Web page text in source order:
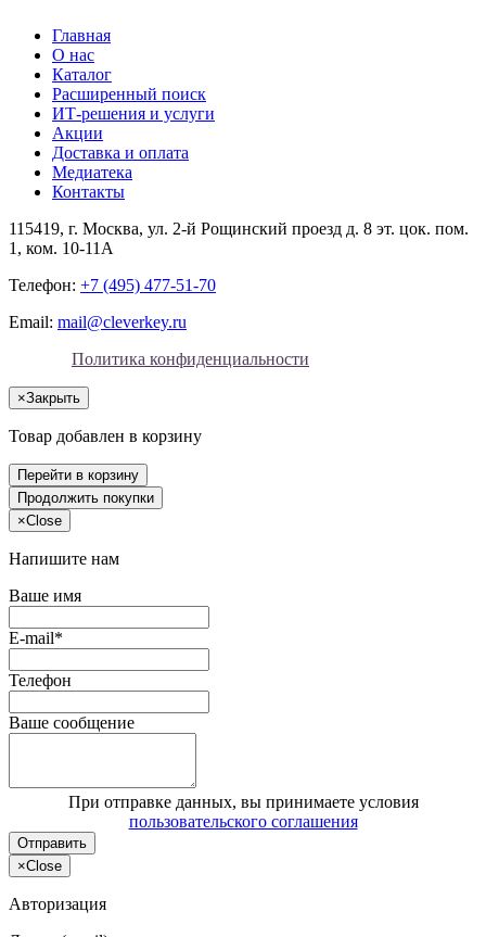
Главная
О нас
Каталог
Расширенный поиск
ИТ-решения и услуги
Акции
Доставка и оплата
Медиатека
Контакты
115419, г. Москва, ул. 2-й Рощинский проезд д. 8 эт. цок. пом.
1, ком. 10-11А
Телефон: +7 (495) 477-51-70
Email: mail@cleverkey.ru
Политика конфиденциальности
×Закрыть
Товар добавлен в корзину
Перейти в корзину
Продолжить покупки
×Close
Напишите нам
Ваше имя
E-mail*
Телефон
Ваше сообщение
При отправке данных, вы принимаете условия
пользовательского соглашения
Отправить
×Close
Авторизация